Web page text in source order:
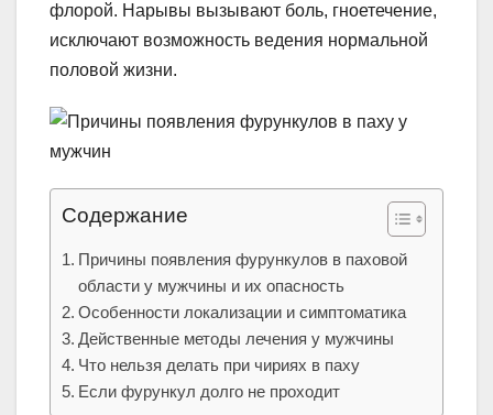
флорой. Нарывы вызывают боль, гноетечение,
исключают возможность ведения нормальной
половой жизни.
Содержание
Причины появления фурункулов в паховой
области у мужчины и их опасность
Особенности локализации и симптоматика
Действенные методы лечения у мужчины
Что нельзя делать при чириях в паху
Если фурункул долго не проходит